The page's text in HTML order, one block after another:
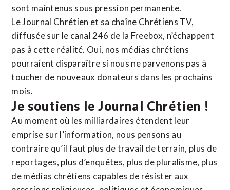
sont maintenus sous pression permanente.
Le Journal Chrétien et sa chaîne Chrétiens TV,
diffusée sur le canal 246 de la Freebox, n’échappent
pas à cette réalité. Oui, nos médias chrétiens
pourraient disparaître si nous ne parvenons pas à
toucher de nouveaux donateurs dans les prochains
mois.
Je soutiens le Journal Chrétien !
Au moment où les milliardaires étendent leur
emprise sur l’information, nous pensons au
contraire qu’il faut plus de travail de terrain, plus de
reportages, plus d’enquêtes, plus de pluralisme, plus
de médias chrétiens capables de résister aux